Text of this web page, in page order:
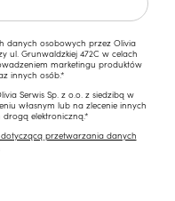
danych osobowych przez Olivia
ul. Grunwaldzkiej 472C w celach
marketingu produktów
innych osób.*
Serwis Sp. z o.o. z siedzibą w
własnym lub na zlecenie innych
elektroniczną.*
przetwarzania danych